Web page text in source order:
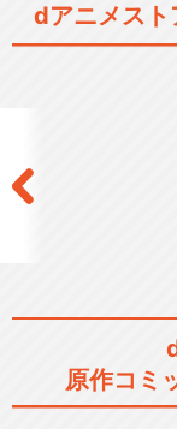
dアニメスト
原作コミ